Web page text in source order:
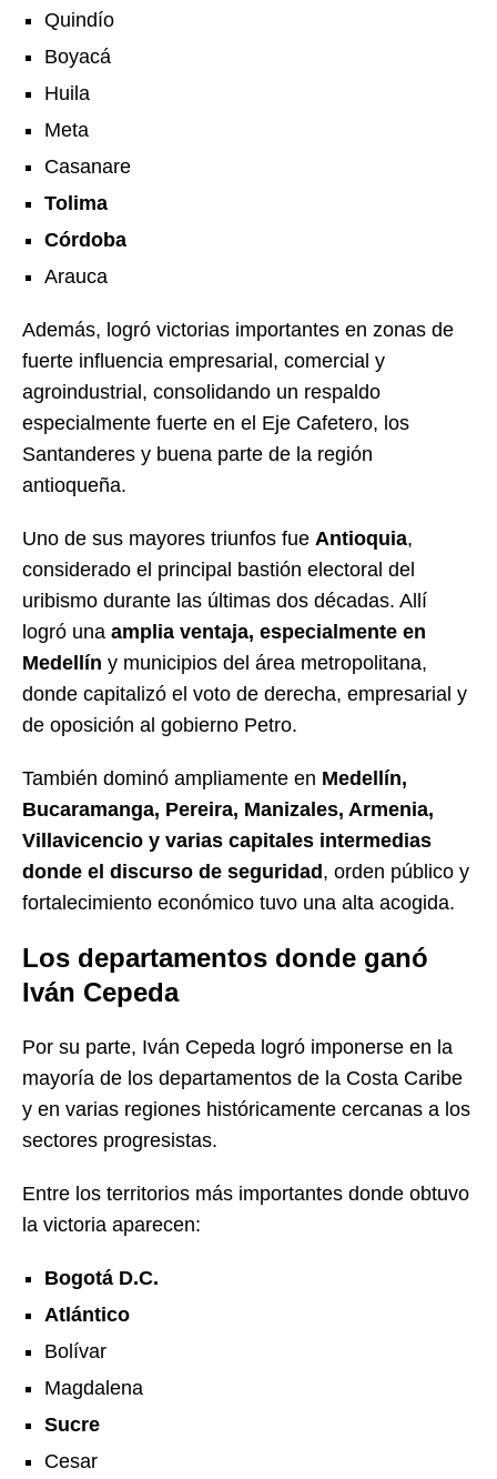
Quindío
Boyacá
Huila
Meta
Casanare
Tolima
Córdoba
Arauca
Además, logró victorias importantes en zonas de
fuerte influencia empresarial, comercial y
agroindustrial, consolidando un respaldo
especialmente fuerte en el Eje Cafetero, los
Santanderes y buena parte de la región
antioqueña.
Uno de sus mayores triunfos fue Antioquia,
considerado el principal bastión electoral del
uribismo durante las últimas dos décadas. Allí
logró una amplia ventaja, especialmente en
Medellín y municipios del área metropolitana,
donde capitalizó el voto de derecha, empresarial y
de oposición al gobierno Petro.
También dominó ampliamente en Medellín,
Bucaramanga, Pereira, Manizales, Armenia,
Villavicencio y varias capitales intermedias
donde el discurso de seguridad, orden público y
fortalecimiento económico tuvo una alta acogida.
Los departamentos donde ganó
Iván Cepeda
Por su parte, Iván Cepeda logró imponerse en la
mayoría de los departamentos de la Costa Caribe
y en varias regiones históricamente cercanas a los
sectores progresistas.
Entre los territorios más importantes donde obtuvo
la victoria aparecen:
Bogotá D.C.
Atlántico
Bolívar
Magdalena
Sucre
Cesar